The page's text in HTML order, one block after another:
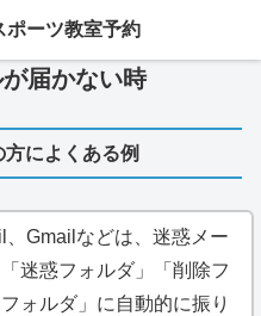
届かない時
によくある例
Gmailなどは、迷惑メー
迷惑フォルダ」「削除フ
ォルダ」に自動的に振り
ポーツ教室予約